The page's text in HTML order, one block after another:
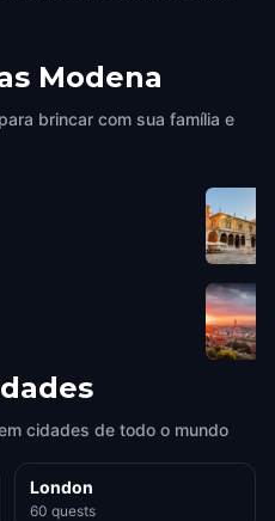
Modena
brincar com sua família e
cidades de todo o mundo
London
60 quests